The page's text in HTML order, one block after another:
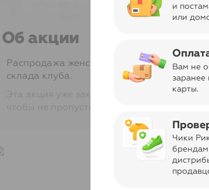
и
или
Вам не
карты.
Чики
Об акции
Распродажа женских платьев. Последние
склада клуба.
Эта акция уже закончилась. Нажмите
чтобы не пропустить её в следующий раз.